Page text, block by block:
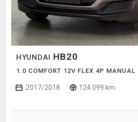
HYUNDAI HB20
1.0 COMFORT 12V FLEX 4P MANUAL
2017/2018 124.099 km